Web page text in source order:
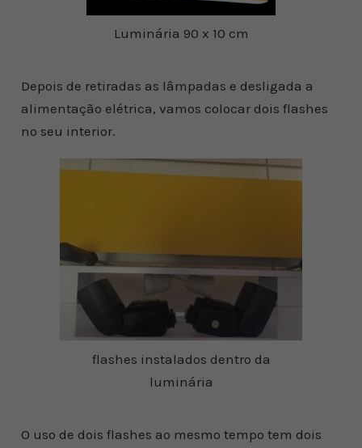
Luminária 90 x 10 cm
Depois de retiradas as lâmpadas e desligada a
alimentação elétrica, vamos colocar dois flashes
no seu interior.
flashes instalados dentro da
luminária
O uso de dois flashes ao mesmo tempo tem dois